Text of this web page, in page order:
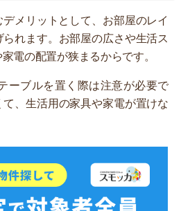
メリットとして、お部屋のレイ
れます。お部屋の広さや生活ス
電の配置が狭まるからです。
ーブルを置く際は注意が必要で
、生活用の家具や家電が置けな